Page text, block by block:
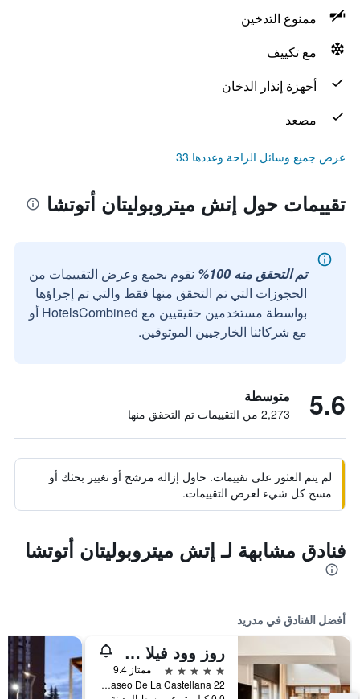
ممنوع التدخين
مع تكييف
أجهزة إنذار الدخان
مصعد
عرض جميع وسائل الراحة وعددها 33
تقييمات حول إتش ميتروبوليتان أتوتشا
تم التحقق منه 100%
نقوم بجمع وعرض التقييمات من
الحجوزات التي تم التحقق منها فقط والتي تم إجراؤها
بواسطة مستخدمين حقيقيين مع HotelsCombined أو
مع شركائنا الخارجيين الموثوقين.
5.6 متوسطة
2,273 من التقييمات تم التحقق منها
لم يتم العثور على تقييمات. حاول إزالة مرشح أو تغيير بحثك أو
مسح كل شيء لعرض التقييمات.
فنادق مشابهة لـ إتش ميتروبوليتان أتوتشا
أفضل الفنادق في مدريد
روز وود فيلا ماجنا
5 نجوم
ممتاز 9.4
Paseo De La Castellana 22, مدريد, أسبانيا